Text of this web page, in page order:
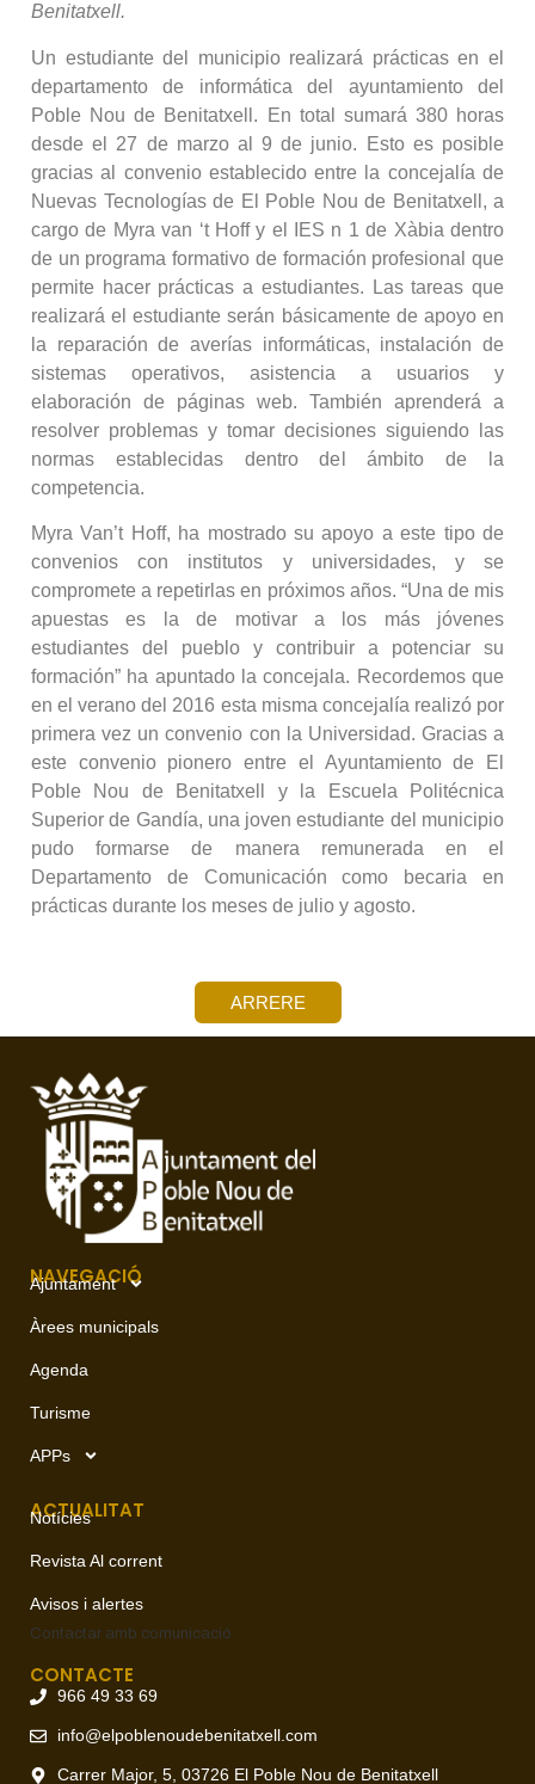
Benitatxell.
Un estudiante del municipio realizará prácticas en el
departamento de informática del ayuntamiento del
Poble Nou de Benitatxell. En total sumará 380 horas
desde el 27 de marzo al 9 de junio. Esto es posible
gracias al convenio establecido entre la concejalía de
Nuevas Tecnologías de El Poble Nou de Benitatxell, a
cargo de Myra van ‘t Hoff y el IES n 1 de Xàbia dentro
de un programa formativo de formación profesional que
permite hacer prácticas a estudiantes. Las tareas que
realizará el estudiante serán básicamente de apoyo en
la reparación de averías informáticas, instalación de
sistemas operativos, asistencia a usuarios y
elaboración de páginas web. También aprenderá a
resolver problemas y tomar decisiones siguiendo las
normas establecidas dentro del ámbito de la
competencia.
Myra Van’t Hoff, ha mostrado su apoyo a este tipo de
convenios con institutos y universidades, y se
compromete a repetirlas en próximos años. “Una de mis
apuestas es la de motivar a los más jóvenes
estudiantes del pueblo y contribuir a potenciar su
formación” ha apuntado la concejala. Recordemos que
en el verano del 2016 esta misma concejalía realizó por
primera vez un convenio con la Universidad. Gracias a
este convenio pionero entre el Ayuntamiento de El
Poble Nou de Benitatxell y la Escuela Politécnica
Superior de Gandía, una joven estudiante del municipio
pudo formarse de manera remunerada en el
Departamento de Comunicación como becaria en
prácticas durante los meses de julio y agosto.
ARRERE
NAVEGACIÓ
Ajuntament
Àrees municipals
Agenda
Turisme
APPs
ACTUALITAT
Notícies
Revista Al corrent
Avisos i alertes
Contactar amb comunicació
CONTACTE
966 49 33 69
info@elpoblenoudebenitatxell.com
Carrer Major, 5, 03726 El Poble Nou de Benitatxell